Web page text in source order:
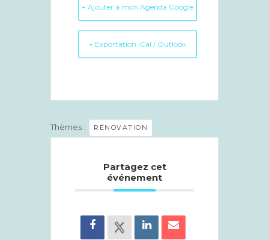
+ Ajouter à mon Agenda Google
+ Exportation iCal / Outlook
Thèmes : RÉNOVATION
Partagez cet
événement